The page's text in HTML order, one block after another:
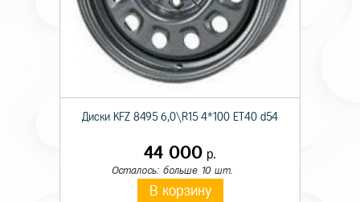
Диски KFZ 8495 6,0\R15 4*100 ET40 d54
44 000 р.
Осталось: больше 10 шт.
В корзину